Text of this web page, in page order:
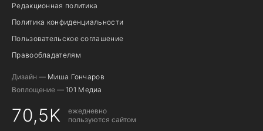
Редакционная политика
Политика конфиденциальности
Пользовательское соглашение
Правообладателям
Дизайн — Миша Гончаров
Воплощение — 101 Медиа
70,5K
ежедневно
пользуются сайтом